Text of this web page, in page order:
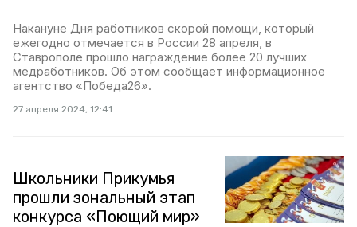
Накануне Дня работников скорой помощи, который
ежегодно отмечается в России 28 апреля, в
Ставрополе прошло награждение более 20 лучших
медработников. Об этом сообщает информационное
агентство «Победа26».
27 апреля 2024, 12:41
Школьники Прикумья
прошли зональный этап
конкурса «Поющий мир»